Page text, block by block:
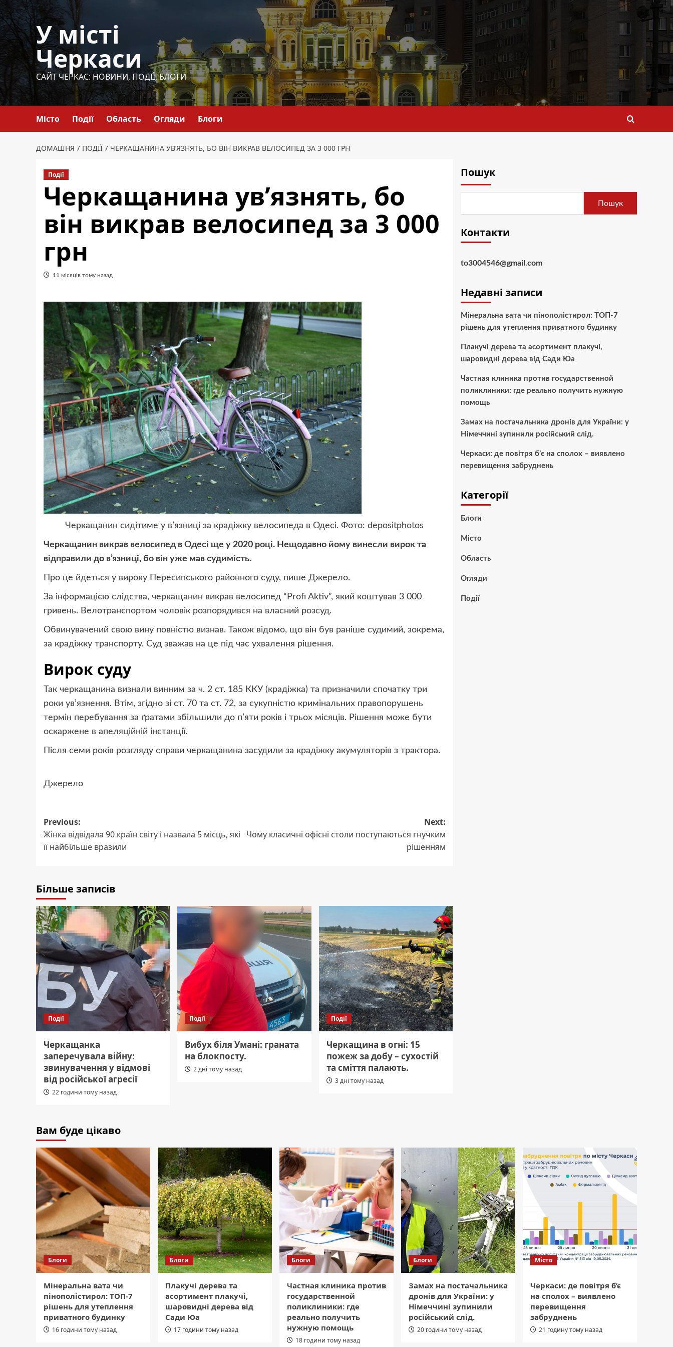
Перейти
до
вмісту
У місті
Черкаси
САЙТ ЧЕРКАС: НОВИНИ, ПОДІЇ, БЛОГИ
Місто Події Область Огляди Блоги
ДОМАШНЯ ПОДІЇ ЧЕРКАЩАНИНА УВ’ЯЗНЯТЬ, БО ВІН ВИКРАВ ВЕЛОСИПЕД ЗА 3 000 ГРН
Події
Черкащанина ув’язнять, бо
він викрав велосипед за 3 000
грн
11 місяців тому назад
Черкащанин сидітиме у в’язниці за крадіжку велосипеда в Одесі. Фото: depositphotos
Черкащанин викрав велосипед в Одесі ще у 2020 році. Нещодавно йому винесли вирок та
відправили до в’язниці, бо він уже мав судимість.
Про це йдеться у вироку Пересипського районного суду, пише Джерело.
За інформацією слідства, черкащанин викрав велосипед “Profi Aktiv”, який коштував 3 000
гривень. Велотранспортом чоловік розпорядився на власний розсуд.
Обвинувачений свою вину повністю визнав. Також відомо, що він був раніше судимий, зокрема,
за крадіжку транспорту. Суд зважав на це під час ухвалення рішення.
Вирок суду
Так черкащанина визнали винним за ч. 2 ст. 185 ККУ (крадіжка) та призначили спочатку три
роки ув’язнення. Втім, згідно зі ст. 70 та ст. 72, за сукупністю кримінальних правопорушень
термін перебування за ґратами збільшили до п’яти років і трьох місяців. Рішення може бути
оскаржене в апеляційній інстанції.
Після семи років розгляду справи черкащанина засудили за крадіжку акумуляторів з трактора.
Джерело
Post
navigation
Previous:
Жінка відвідала 90 країн світу і назвала 5 місць, які
її найбільше вразили
Next:
Чому класичні офісні столи поступаються гнучким
рішенням
Більше записів
Події
Черкащанка
заперечувала війну:
звинувачення у відмові
від російської агресії
22 години тому назад
Події
Вибух біля Умані: граната
на блокпосту.
2 дні тому назад
Події
Черкащина в огні: 15
пожеж за добу – сухостій
та сміття палають.
3 дні тому назад
Пошук
Пошук
Контакти
to3004546@gmail.com
Недавні записи
Мінеральна вата чи пінополістирол: ТОП-7
рішень для утеплення приватного будинку
Плакучі дерева та асортимент плакучі,
шаровидні дерева від Сади Юа
Частная клиника против государственной
поликлиники: где реально получить нужную
помощь
Замах на постачальника дронів для України: у
Німеччині зупинили російський слід.
Черкаси: де повітря б’є на сполох – виявлено
перевищення забруднень
Категорії
Блоги
Місто
Область
Огляди
Події
Вам буде цікаво
Блоги
Мінеральна вата чи
пінополістирол: ТОП-7
рішень для утеплення
приватного будинку
16 години тому назад
Блоги
Плакучі дерева та
асортимент плакучі,
шаровидні дерева від
Сади Юа
17 години тому назад
Блоги
Частная клиника против
государственной
поликлиники: где
реально получить
нужную помощь
18 години тому назад
Блоги
Замах на постачальника
дронів для України: у
Німеччині зупинили
російський слід.
20 години тому назад
Місто
Черкаси: де повітря б’є
на сполох – виявлено
перевищення
забруднень
21 годину тому назад